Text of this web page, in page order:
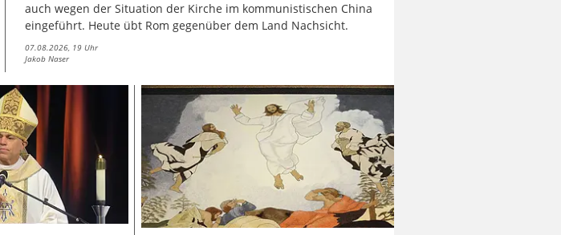
auch wegen der Situation der Kirche im kommunistischen China
eingeführt. Heute übt Rom gegenüber dem Land Nachsicht.
07.08.2026, 19 Uhr
Jakob Naser